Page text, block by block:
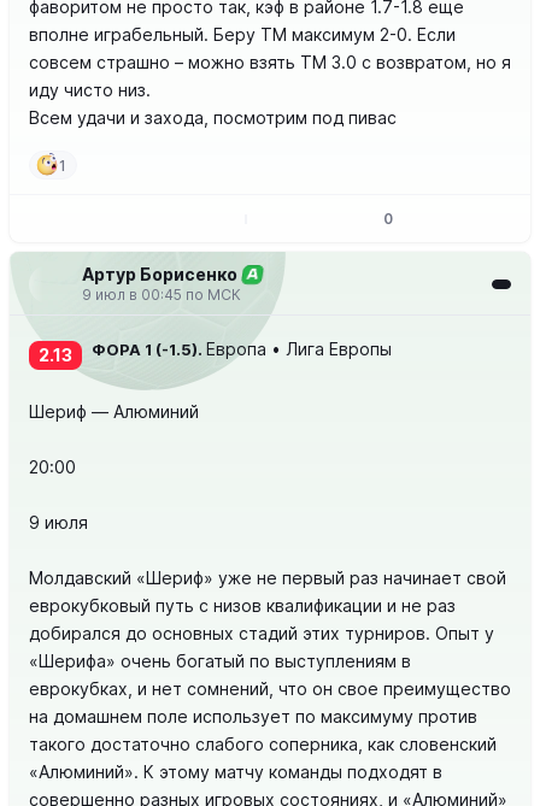
фаворитом не просто так, кэф в районе 1.7-1.8 еще
вполне играбельный. Беру ТМ максимум 2-0. Если
совсем страшно – можно взять ТМ 3.0 с возвратом, но я
иду чисто низ.
Всем удачи и захода, посмотрим под пивас
1
0
Артур Борисенко А
9 июл в 00:45 по МСК
2.13 ФОРА 1 (-1.5). Европа • Лига Европы
Шериф — Алюминий
20:00
9 июля
Молдавский «Шериф» уже не первый раз начинает свой
еврокубковый путь с низов квалификации и не раз
добирался до основных стадий этих турниров. Опыт у
«Шерифа» очень богатый по выступлениям в
еврокубках, и нет сомнений, что он свое преимущество
на домашнем поле использует по максимуму против
такого достаточно слабого соперника, как словенский
«Алюминий». К этому матчу команды подходят в
совершенно разных игровых состояниях, и «Алюминий»